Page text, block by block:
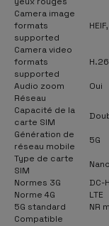
Camera image
formats
supported
Camera video
formats
supported
Audio zoom
Oui
Réseau
Capacité de la
carte SIM
Génération de
réseau mobile
5G
Type de carte
SIM
Normes 3G
DC-
Norme 4G
LTE
5G standard
NR
Compatible